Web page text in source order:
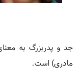
جد و پدربزرگ به
مادری) است.